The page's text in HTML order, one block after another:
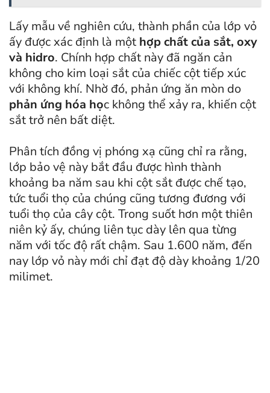
Lấy mẫu về nghiên cứu, thành phần của lớp vỏ
ấy được xác định là một hợp chất của sắt, oxy
và hidro. Chính hợp chất này đã ngăn cản
không cho kim loại sắt của chiếc cột tiếp xúc
với không khí. Nhờ đó, phản ứng ăn mòn do
phản ứng hóa học không thể xảy ra, khiến cột
sắt trở nên bất diệt.
Phân tích đồng vị phóng xạ cũng chỉ ra rằng,
lớp bảo vệ này bắt đầu được hình thành
khoảng ba năm sau khi cột sắt được chế tạo,
tức tuổi thọ của chúng cũng tương đương với
tuổi thọ của cây cột. Trong suốt hơn một thiên
niên kỷ ấy, chúng liên tục dày lên qua từng
năm với tốc độ rất chậm. Sau 1.600 năm, đến
nay lớp vỏ này mới chỉ đạt độ dày khoảng 1/20
milimet.